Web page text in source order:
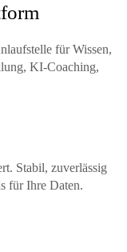
für Wissen,
KI-Coaching,
Stabil, zuverlässig
für Ihre Daten.